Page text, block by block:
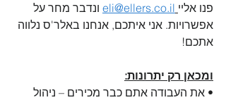
פנו אליי eli@ellers.co.il ונדבר מחר על
אפשרויות. אני איתכם, אנחנו באלר'ס נלווה
אתכם!
ומכאן רק יתרונות:
• את העבודה אתם כבר מכירים – ניהול